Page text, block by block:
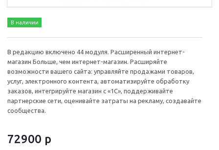
В наличии
В редакцию включено 44 модуля. Расширенный интернет-
магазин Больше, чем интернет-магазин. Расширяйте
возможности вашего сайта: управляйте продажами товаров,
услуг, электронного контента, автоматизируйте обработку
заказов, интегрируйте магазин с «1С», поддерживайте
партнерские сети, оценивайте затраты на рекламу, создавайте
сообщества.
72900 р